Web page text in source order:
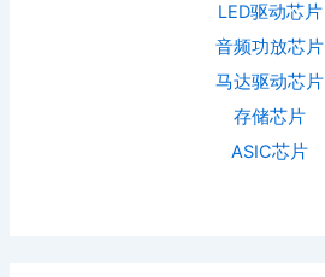
LED驱动芯片
音频功放芯片
马达驱动芯片
存储芯片
ASIC芯片